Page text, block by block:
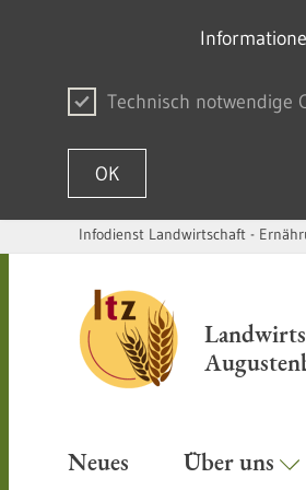
Technisch notwendige
OK
Skip to content
Infodienst Landwirtschaft -
Neues Über uns